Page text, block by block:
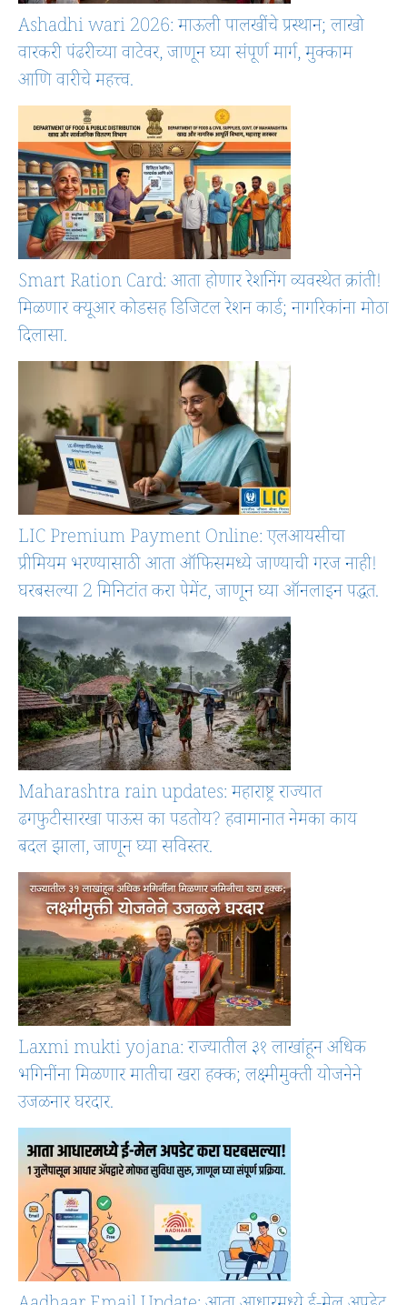
Ashadhi wari 2026: माऊली पालखींचे प्रस्थान; लाखो
वारकरी पंढरीच्या वाटेवर, जाणून घ्या संपूर्ण मार्ग, मुक्काम
आणि वारीचे महत्त्व.
Smart Ration Card: आता होणार रेशनिंग व्यवस्थेत क्रांती!
मिळणार क्यूआर कोडसह डिजिटल रेशन कार्ड; नागरिकांना मोठा
दिलासा.
LIC Premium Payment Online: एलआयसीचा
प्रीमियम भरण्यासाठी आता ऑफिसमध्ये जाण्याची गरज नाही!
घरबसल्या 2 मिनिटांत करा पेमेंट, जाणून घ्या ऑनलाइन पद्धत.
Maharashtra rain updates: महाराष्ट्र राज्यात
ढगफुटीसारखा पाऊस का पडतोय? हवामानात नेमका काय
बदल झाला, जाणून घ्या सविस्तर.
Laxmi mukti yojana: राज्यातील ३१ लाखांहून अधिक
भगिनींना मिळणार मातीचा खरा हक्क; लक्ष्मीमुक्ती योजनेने
उजळनार घरदार.